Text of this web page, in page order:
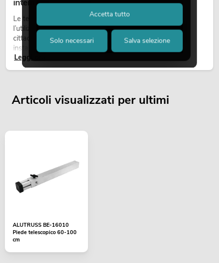
intemperie per eventi
Le teste mobili outdoor sono proiettori motorizzati per
l’utilizzo all’aperto. Vengono impiegate in festival, feste
cittadine, concerti open-air, allestimenti architetturali e
installazioni temporanee all’esterno.
Leggi ora
Articoli visualizzati per ultimi
ALUTRUSS BE-16010
Piede telescopico 60-100
cm
Solo necessari Salva selezione
Accetta tutto